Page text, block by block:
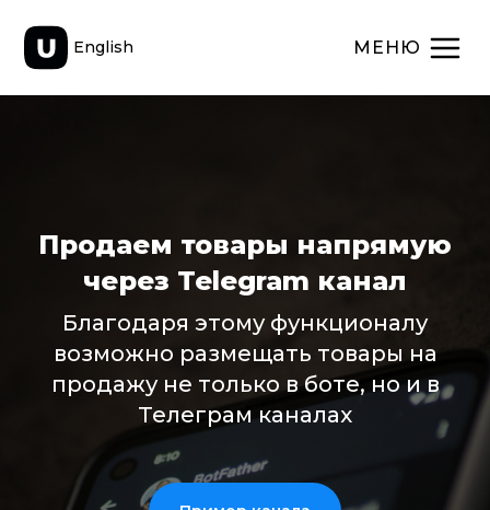
English МЕНЮ
Продаем товары напрямую
через Telegram канал
Благодаря этому функционалу
возможно размещать товары на
продажу не только в боте, но и в
Телеграм каналах